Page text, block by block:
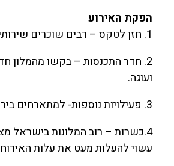
הפקת האירוע
1. חזן לטקס – רבים שוכרים שירותי חזן שיצטרף לשבת ויוביל את התפילה ואת הטקס בבית הכנסת של המלון.
2. חדר התכנסות – בקשו
ועוגה.
3. פעילויות נוספות- למתארחים בירושלים, אפשר לשלב סיור בעיר העתיקה כחלק מהאירוע.
4.כשרות – רוב המלונות בישראל
עשוי להעלות מעט את עלות